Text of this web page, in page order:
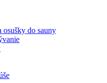
osušky do sauny